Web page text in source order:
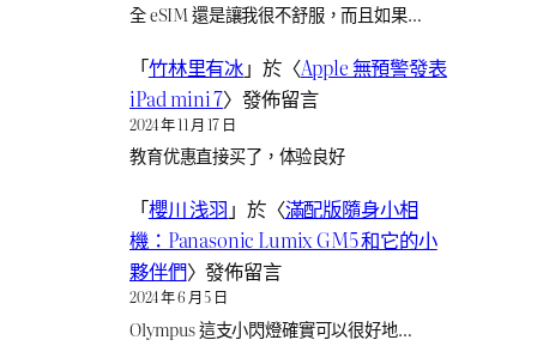
全 eSIM 還是讓我很不舒服，而且如果…
「竹林里有冰」於〈Apple 無預警發表
iPad mini 7〉發佈留言
2024 年 11 月 17 日
教育优惠直接买了，体验良好
「櫻川 浅羽 」於〈滿配版隨身小相
機：Panasonic Lumix GM5 和它的小
夥伴們〉發佈留言
2024 年 6 月 5 日
Olympus 這支小閃燈確實可以很好地…